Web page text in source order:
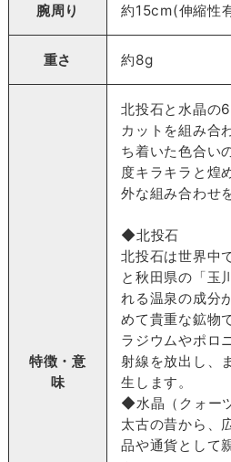
腕周り 約15cm(伸縮性
重さ 約8g
特徴・意
味
北投石と水晶の
カットを組み合
ち着いた色合い
度キラキラと煌
外な組み合わせ
◆北投石
北投石は世界中
と秋田県の「玉
れる温泉の成分
めて貴重な鉱物
ラジウムやポロ
射線を放出し、
生します。
◆水晶（クォーツ
太古の昔から、
品や通貨として